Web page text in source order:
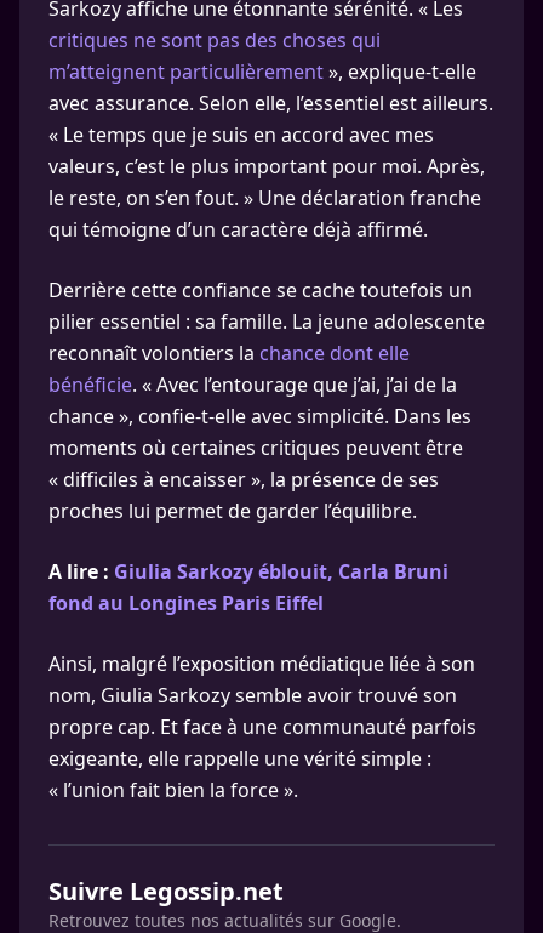
Sarkozy affiche une étonnante sérénité. « Les
critiques ne sont pas des choses qui
m’atteignent particulièrement», explique-t-elle
avec assurance. Selon elle, l’essentiel est ailleurs.
« Le temps que je suis en accord avec mes
valeurs, c’est le plus important pour moi. Après,
le reste, on s’en fout. » Une déclaration franche
qui témoigne d’un caractère déjà affirmé.
Derrière cette confiance se cache toutefois un
pilier essentiel : sa famille. La jeune adolescente
reconnaît volontiers la chance dont elle
bénéficie. « Avec l’entourage que j’ai, j’ai de la
chance », confie-t-elle avec simplicité. Dans les
moments où certaines critiques peuvent être
« difficiles à encaisser », la présence de ses
proches lui permet de garder l’équilibre.
A lire : Giulia Sarkozy éblouit, Carla Bruni
fond au Longines Paris Eiffel
Ainsi, malgré l’exposition médiatique liée à son
nom, Giulia Sarkozy semble avoir trouvé son
propre cap. Et face à une communauté parfois
exigeante, elle rappelle une vérité simple :
« l’union fait bien la force ».
Suivre Legossip.net
Retrouvez toutes nos actualités sur Google.